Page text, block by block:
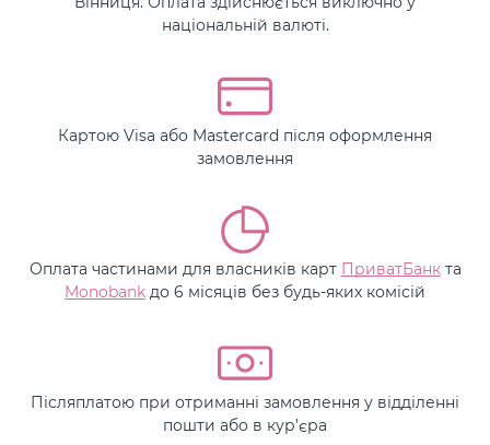
національній валюті.
Картою Visa або Mastercard після оформлення
замовлення
Оплата частинами для власників карт ПриватБанкта
Monobank до 6 місяців без будь-яких комісій
Післяплатою при отриманні замовлення у відділенні
пошти або в кур’єра